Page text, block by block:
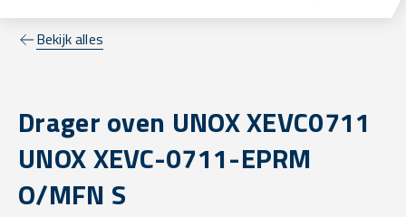
Bekijk alles
Drager oven UNOX XEVC0711
UNOX XEVC-0711-EPRM
O/MFN S